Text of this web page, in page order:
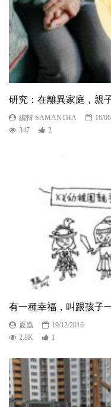
研究：在離異家庭，親
編輯 SAMANTHA
16/
347
2
有一種幸福，叫跟孩子
夏蟲
19/12/2016
2.8K
1